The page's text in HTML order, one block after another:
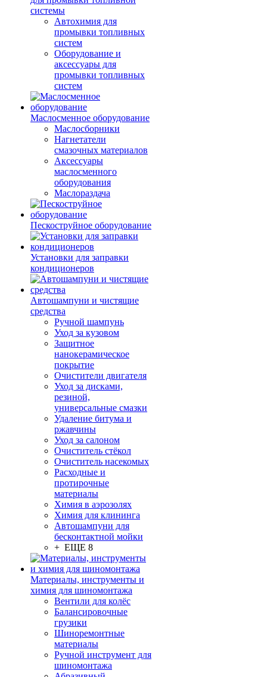
системы
Автохимия для
промывки топливных
систем
Оборудование и
аксессуары для
промывки топливных
систем
Маслосменное оборудование
Маслосборники
Нагнетатели
смазочных материалов
Аксессуары
маслосменного
оборудования
Маслораздача
Пескоструйное оборудование
Установки для заправки
кондиционеров
Автошампуни и чистящие
средства
Ручной шампунь
Уход за кузовом
Защитное
нанокерамическое
покрытие
Очистители двигателя
Уход за дисками,
резиной,
универсальные смазки
Удаление битума и
ржавчины
Уход за салоном
Очиститель стёкол
Очиститель насекомых
Расходные и
протирочные
материалы
Химия в аэрозолях
Химия для клининга
Автошампуни для
бесконтактной мойки
+ ЕЩЕ 8
Материалы, инструменты и
химия для шиномонтажа
Вентили для колёс
Балансировочные
грузики
Шиноремонтные
материалы
Ручной инструмент для
шиномонтажа